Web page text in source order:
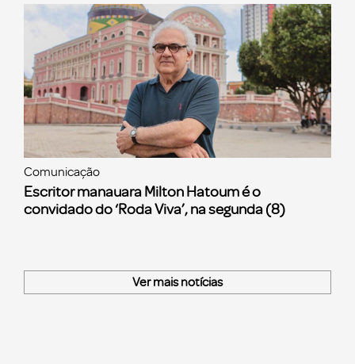
Comunicação
Escritor manauara Milton Hatoum é o
convidado do ‘Roda Viva’, na segunda (8)
Ver mais notícias